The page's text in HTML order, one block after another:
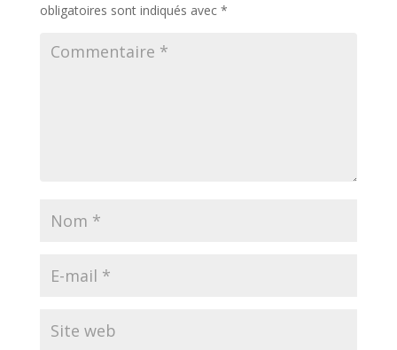
obligatoires sont indiqués avec *